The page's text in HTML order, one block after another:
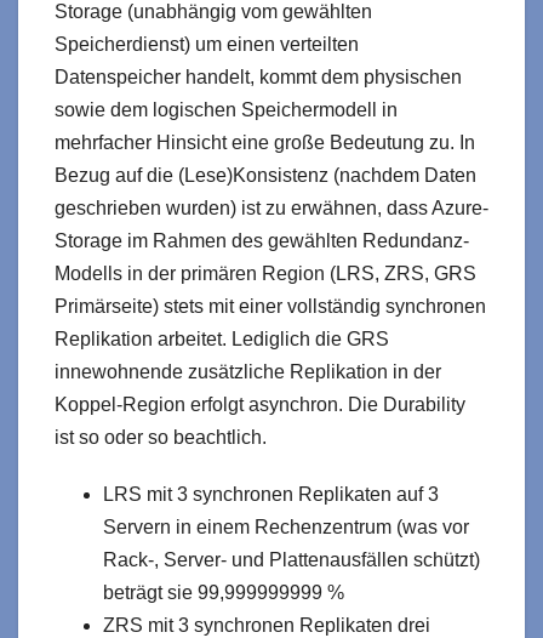
Storage (unabhängig vom gewählten
Speicherdienst) um einen verteilten
Datenspeicher handelt, kommt dem physischen
sowie dem logischen Speichermodell in
mehrfacher Hinsicht eine große Bedeutung zu. In
Bezug auf die (Lese)Konsistenz (nachdem Daten
geschrieben wurden) ist zu erwähnen, dass Azure-
Storage im Rahmen des gewählten Redundanz-
Modells in der primären Region (LRS, ZRS, GRS
Primärseite) stets mit einer vollständig synchronen
Replikation arbeitet. Lediglich die GRS
innewohnende zusätzliche Replikation in der
Koppel-Region erfolgt asynchron. Die Durability
ist so oder so beachtlich.
LRS mit 3 synchronen Replikaten auf 3
Servern in einem Rechenzentrum (was vor
Rack-, Server- und Plattenausfällen schützt)
beträgt sie 99,999999999 %
ZRS mit 3 synchronen Replikaten drei